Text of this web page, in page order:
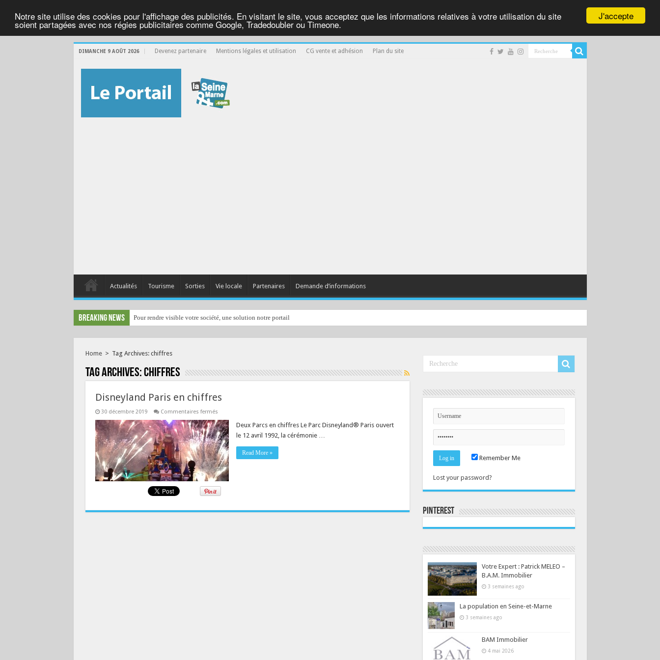
J'accepte
Notre site utilise des cookies pour l'affichage des publicités. En visitant le site, vous acceptez que les informations relatives à votre utilisation du site
soient partagées avec nos régies publicitaires comme Google, Tradedoubler ou Timeone.
DIMANCHE 9 AOÛT 2026 Devenez partenaire Mentions légales et utilisation CG vente et adhésion Plan du site
Actualités Tourisme Sorties Vie locale Partenaires Demande d’informations
Breaking News Pour rendre visible votre société, une solution notre portail
Home > Tag Archives: chiffres
Tag Archives:chiffres
Disneyland Paris en chiffres
30 décembre 2019 Commentaires ferméssur
Paris
en
chiffres
Deux Parcs en chiffres Le Parc Disneyland® Paris ouvert
le 12 avril 1992, la cérémonie …
Read More »
Remember Me
Lost your password?
Pinterest
Votre Expert : Patrick MELEO –
B.A.M. Immobilier
3 semaines ago
La population en Seine-et-Marne
3 semaines ago
BAM Immobilier
4 mai 2026